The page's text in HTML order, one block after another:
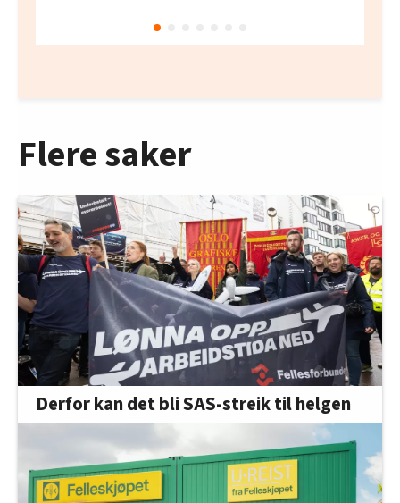
Flere saker
Derfor kan det bli SAS-streik til helgen